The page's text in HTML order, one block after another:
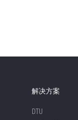
解决方案
DTU